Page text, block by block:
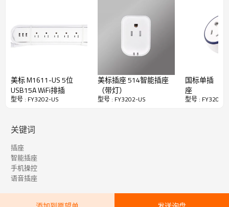
美标 M1611-US 5位
USB15A WiFi排插
型号 : FY3202-US
美标插座 514智能插座
（带灯）
型号 : FY3202-US
国标单插（
座
型号 : FY3202-
关键词
插座
智能插座
手机操控
语音插座